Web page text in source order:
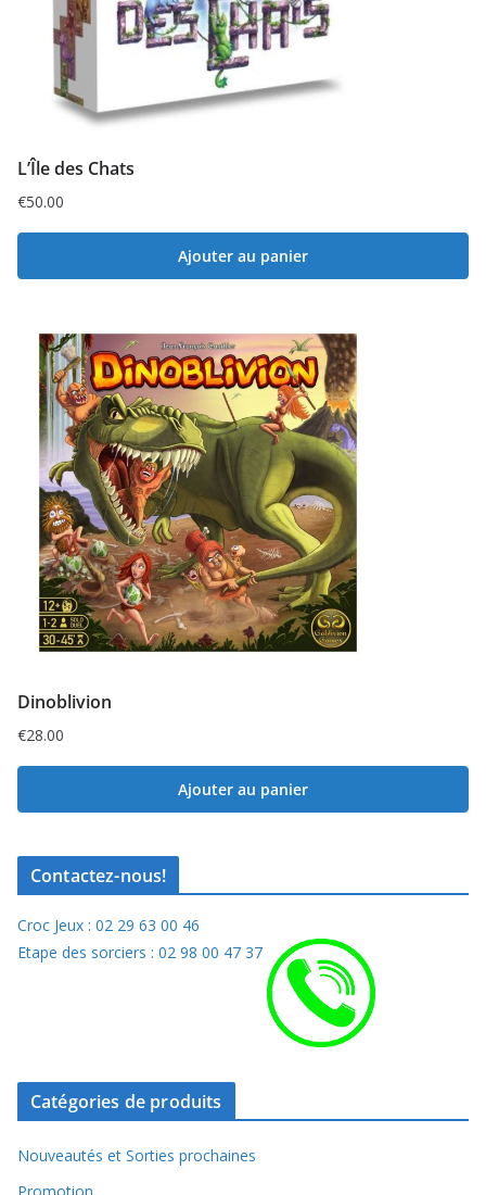
L’Île des Chats
€50.00
Ajouter au panier
Dinoblivion
€28.00
Ajouter au panier
Contactez-nous!
Croc Jeux : 02 29 63 00 46
Etape des sorciers : 02 98 00 47 37
Catégories de produits
Nouveautés et Sorties prochaines